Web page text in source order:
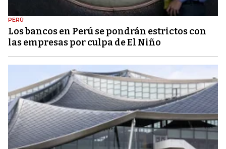
PERÚ
Los bancos en Perú se pondrán estrictos con
las empresas por culpa de El Niño